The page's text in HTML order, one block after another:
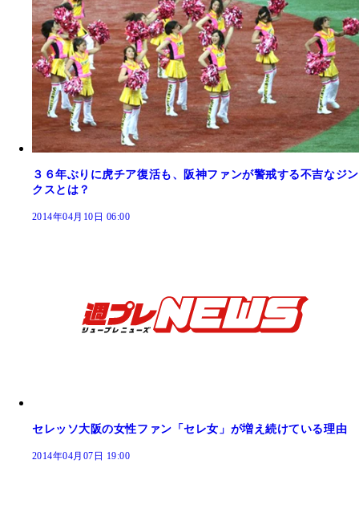
３６年ぶりに虎チア復活も、阪神ファンが警戒する不吉なジン
クスとは？
2014年04月10日 06:00
セレッソ大阪の女性ファン「セレ女」が増え続けている理由
2014年04月07日 19:00